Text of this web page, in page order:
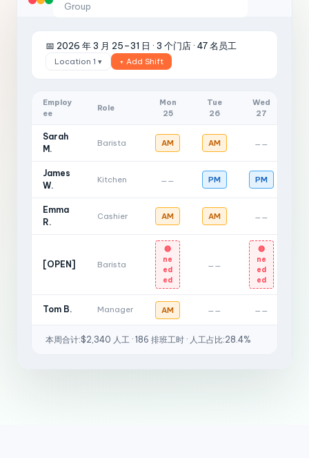
Group
📅 2026 年 3 月 25–31 日 · 3 个门店 · 47 名员工
Location 1 ▾ + Add Shift
Employ
ee
Role
Mon
25
Tue
26
Wed
27
Sarah
M.
Barista AM AM ——
James
W.
Kitchen —— PM PM
Emma
R.
Cashier AM AM ——
[OPEN] Barista
🔴
ne
ed
ed
——
🔴
ne
ed
ed
Tom B. Manager AM —— ——
本周合计:$2,340 人工 · 186 排班工时 · 人工占比:28.4%